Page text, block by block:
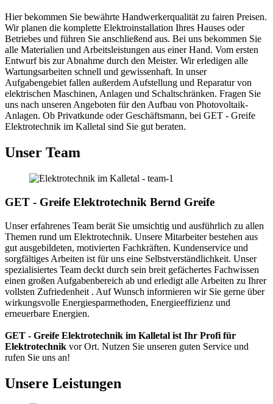
Hier bekommen Sie bewährte Handwerkerqualität zu fairen Preisen.
Wir planen die komplette Elektroinstallation Ihres Hauses oder
Betriebes und führen Sie anschließend aus. Bei uns bekommen Sie
alle Materialien und Arbeitsleistungen aus einer Hand. Vom ersten
Entwurf bis zur Abnahme durch den Meister. Wir erledigen alle
Wartungsarbeiten schnell und gewissenhaft. In unser
Aufgabengebiet fallen außerdem Aufstellung und Reparatur von
elektrischen Maschinen, Anlagen und Schaltschränken. Fragen Sie
uns nach unseren Angeboten für den Aufbau von Photovoltaik-
Anlagen. Ob Privatkunde oder Geschäftsmann, bei GET - Greife
Elektrotechnik im Kalletal sind Sie gut beraten.
Unser Team
GET - Greife Elektrotechnik Bernd Greife
Unser erfahrenes Team berät Sie umsichtig und ausführlich zu allen
Themen rund um Elektrotechnik. Unsere Mitarbeiter bestehen aus
gut ausgebildeten, motivierten Fachkräften. Kundenservice und
sorgfältiges Arbeiten ist für uns eine Selbstverständlichkeit. Unser
spezialisiertes Team deckt durch sein breit gefächertes Fachwissen
einen großen Aufgabenbereich ab und erledigt alle Arbeiten zu Ihrer
vollsten Zufriedenheit . Auf Wunsch informieren wir Sie gerne über
wirkungsvolle Energiesparmethoden, Energieeffizienz und
erneuerbare Energien.
GET - Greife Elektrotechnik im Kalletal ist Ihr Profi für
Elektrotechnik vor Ort. Nutzen Sie unseren guten Service und
rufen Sie uns an!
Unsere Leistungen